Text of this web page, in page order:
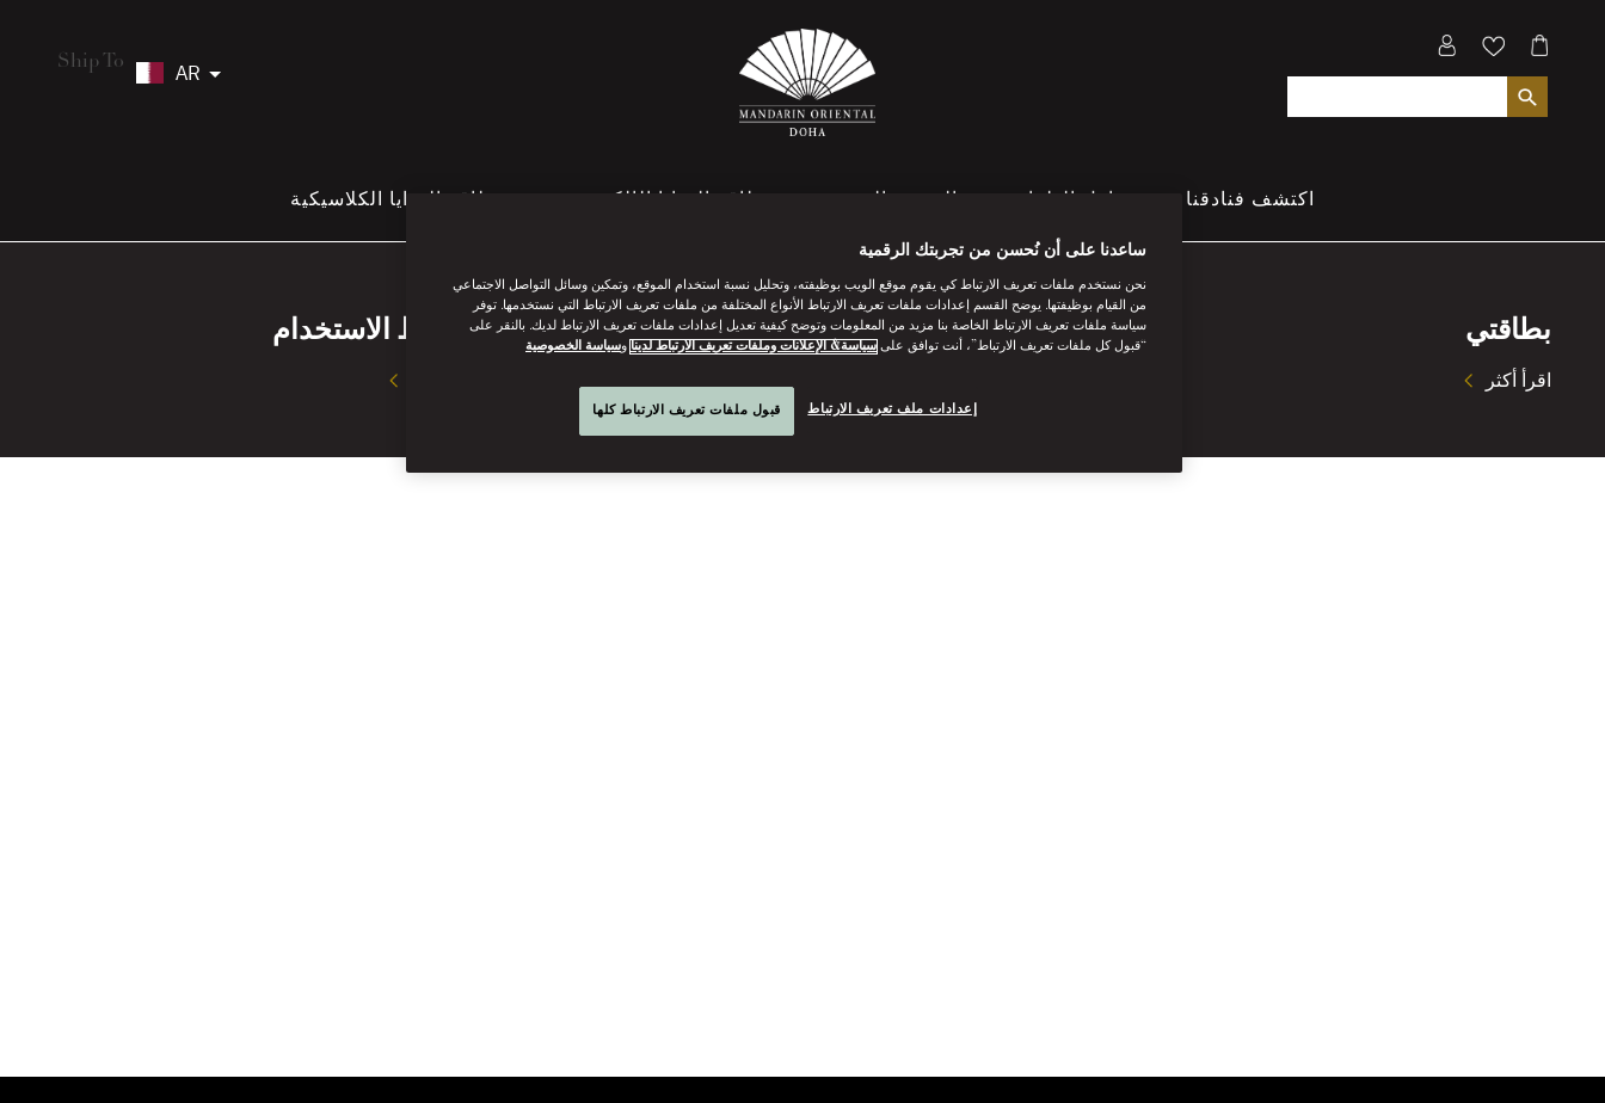
Ship To AR
بطاقة الهدايا الكلاسيكية بطاقة الهدايا الإلكترونية المنتجع الصحي تناول الطعام اكتشف فنادقنا
شروط الاستخدام أسئلة وأجوبة بطاقتي
اقرأ أكثر
ساعدنا على أن نُحسن من تجربتك الرقمية
نحن نستخدم ملفات تعريف الارتباط كي يقوم موقع الويب بوظيفته، وتحليل نسبة استخدام الموقع، وتمكين وسائل التواصل الاجتماعي
من القيام بوظيفتها. يوضح القسم إعدادات ملفات تعريف الارتباط الأنواع المختلفة من ملفات تعريف الارتباط التي نستخدمها. توفر
سياسة ملفات تعريف الارتباط الخاصة بنا مزيد من المعلومات وتوضح كيفية تعديل إعدادات ملفات تعريف الارتباط لديك. بالنقر على
“قبول كل ملفات تعريف الارتباط”، أنت توافق على سياسة& الإعلانات وملفات تعريف الارتباط لدينا وسياسة الخصوصية
إعدادات ملف تعريف الارتباط قبول ملفات تعريف الارتباط كلها